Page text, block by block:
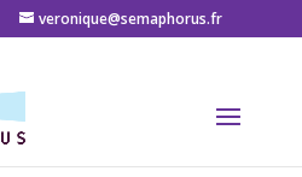
veronique@semaphorus.fr